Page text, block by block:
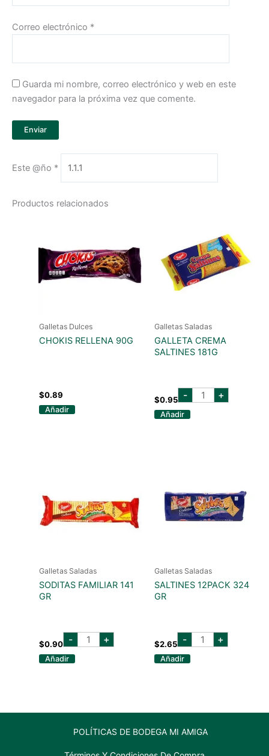
Correo electrónico *
Guarda mi nombre, correo electrónico y web en este
navegador para la próxima vez que comente.
Este @ño *
Productos relacionados
Galletas Dulces
CHOKIS RELLENA 90G
$0.89
Añadir
Galletas Saladas
GALLETA CREMA
SALTINES 181G
$0.95 - GALLETA
CREMA
+
Añadir
Galletas Saladas
SODITAS FAMILIAR 141
GR
$0.90 - SODITAS
FAMILIAR
+
Añadir
Galletas Saladas
SALTINES 12PACK 324
GR
$2.65 - SALTINES
12PACK
+
Añadir
POLÍTICAS DE BODEGA MI AMIGA